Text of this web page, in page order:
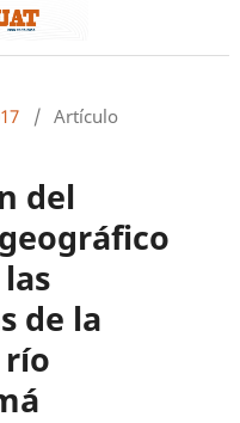
/ Artículo
del
de la
río